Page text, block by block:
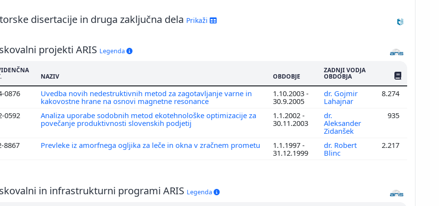
disertacije in druga zaključna dela Prikaži
projekti ARIS Legenda
NAZIV OBDOBJE
ZADNJI VODJA
OBDOBJA ŠTEV.
0876
Uvedba novih nedestruktivnih metod za zagotavljanje varne in
kakovostne hrane na osnovi magnetne resonance
1.10.2003 -
30.9.2005
dr. Gojmir
Lahajnar
8.274
0592
Analiza uporabe sodobnih metod ekotehnološke optimizacije za
povečanje produktivnosti slovenskih podjetij
1.1.2002 -
30.11.2003
dr.
Aleksander
Zidanšek
935
8867 Prevleke iz amorfnega ogljika za leče in okna v zračnem prometu
1.1.1997 -
31.12.1999
dr. Robert
Blinc
2.217
in infrastrukturni programi ARIS Legenda